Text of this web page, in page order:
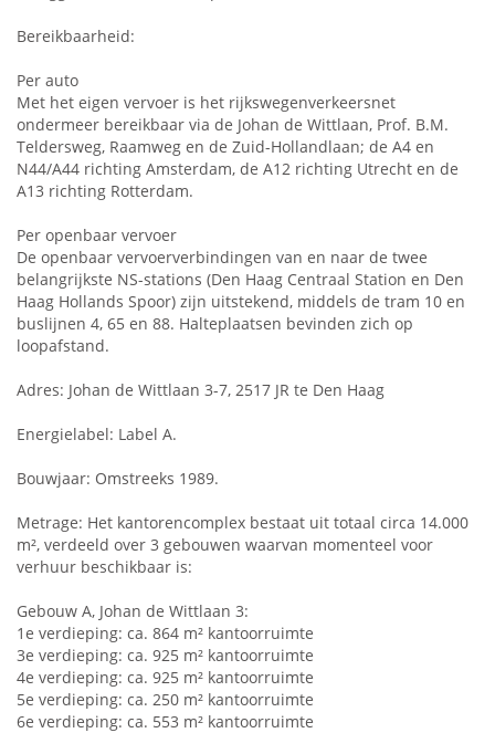
Bereikbaarheid:
Per auto
Met het eigen vervoer is het rijkswegenverkeersnet
ondermeer bereikbaar via de Johan de Wittlaan, Prof. B.M.
Teldersweg, Raamweg en de Zuid-Hollandlaan; de A4 en
N44/A44 richting Amsterdam, de A12 richting Utrecht en de
A13 richting Rotterdam.
Per openbaar vervoer
De openbaar vervoerverbindingen van en naar de twee
belangrijkste NS-stations (Den Haag Centraal Station en Den
Haag Hollands Spoor) zijn uitstekend, middels de tram 10 en
buslijnen 4, 65 en 88. Halteplaatsen bevinden zich op
loopafstand.
Adres: Johan de Wittlaan 3-7, 2517 JR te Den Haag
Energielabel: Label A.
Bouwjaar: Omstreeks 1989.
Metrage: Het kantorencomplex bestaat uit totaal circa 14.000
m², verdeeld over 3 gebouwen waarvan momenteel voor
verhuur beschikbaar is:
Gebouw A, Johan de Wittlaan 3:
1e verdieping: ca. 864 m² kantoorruimte
3e verdieping: ca. 925 m² kantoorruimte
4e verdieping: ca. 925 m² kantoorruimte
5e verdieping: ca. 250 m² kantoorruimte
6e verdieping: ca. 553 m² kantoorruimte